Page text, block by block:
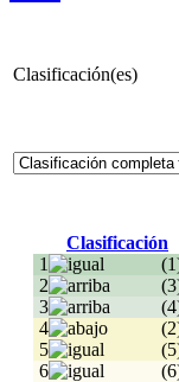
Clasificación(es)
Clasificación
1
2
3
4
5
6